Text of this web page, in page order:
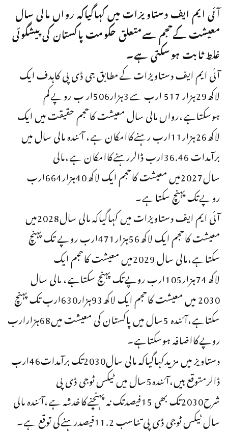
آئی ایم ایف دستاویزات میں کہاگیاکہ رواں مالی سال
معیشت کےحجم سےمتعلق حکومت پاکستان کی پیشگوئی
غلط ثابت ہوسکتی ہے۔
آئی ایم ایف دستاویزات کےمطابق جی ڈی پی کاہدف ایک
لاکھ29ہزار 517 ارب سے3ہزار506ار ب روپےکم
ہوسکتاہے،رواں مالی سال معیشت کاحجم حقیقت میں ایک
لاکھ26ہزار11ارب رہنےکاامکان ہے، آئندہ مالی سال میں
برآمدات 36.46ارب ڈالررہنےکاامکان ہے،مالی
سال2027میں معیشت کاحجم ایک لاکھ40ہزار664ارب
روپےتک پہنچ سکتاہے۔
آئی ایم ایف دستاویزات میں کہاگیاکہ مالی سال2028میں
معیشت کاحجم ایک لاکھ56ہزار471ارب روپے تک پہنچ
سکتاہے،مالی سال 2029میں معیشت کاحجم ایک
لاکھ74ہزار105ارب روپےتک پہنچ سکتاہے، مالی سال
2030 میں معیشت کاحجم ایک لاکھ93ہزار630ارب تک پہنچ
سکتاہے،آئندہ 5سال میں پاکستان کی معیشت میں68ہزارارب
روپےکااضافہ ہوسکتاہے۔
دستاویز میں مزیدکہاگیاکہ مالی سال2030تک برآمدات46ارب
ڈالرمتوقع ہیں،آئندہ5سال میں ٹیکس ٹوجی ڈی پی
شرح2030تک بھی 15فیصدتک نہ پہنچنےکاخدشہ ہے،آئندہ مالی
سال ٹیکس ٹوجی ڈی پی تناسب 11.2فیصدرہنےکی توقع ہے۔